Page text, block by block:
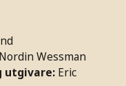
Wessman
utgivare: Eric